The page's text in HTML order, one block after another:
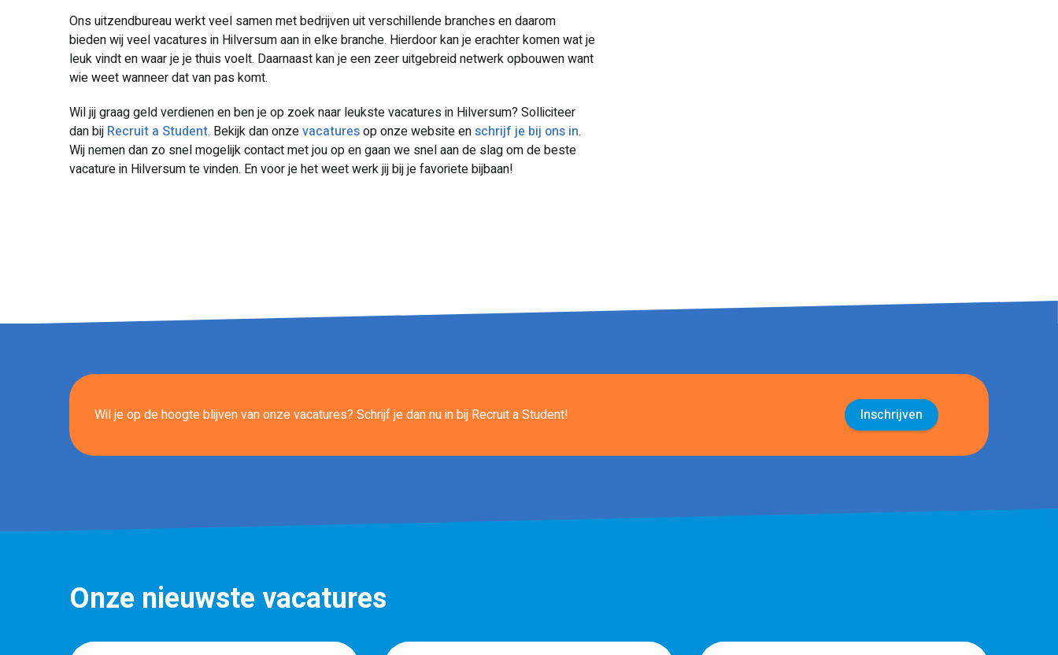
Ons uitzendbureau werkt veel samen met bedrijven uit verschillende branches en daarom
bieden wij veel vacatures in Hilversum aan in elke branche. Hierdoor kan je erachter komen wat je
leuk vindt en waar je je thuis voelt. Daarnaast kan je een zeer uitgebreid netwerk opbouwen want
wie weet wanneer dat van pas komt.
Wil jij graag geld verdienen en ben je op zoek naar leukste vacatures in Hilversum? Solliciteer
dan bij Recruit a Student. Bekijk dan onzevacaturesop onze website enschrijf je bij ons in.
Wij nemen dan zo snel mogelijk contact met jou op en gaan we snel aan de slag om de beste
vacature in Hilversum te vinden. En voor je het weet werk jij bij je favoriete bijbaan!
Wil je op de hoogte blijven van onze vacatures? Schrijf je dan nu inbij Recruit a Student! Inschrijven
Onze nieuwste vacatures